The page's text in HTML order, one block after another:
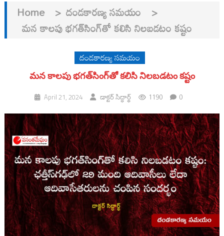
Home > దండకారణ్య సమయం >
మన కాలపు భగత్‌సింగ్‌తో కలిసి నిలబడటం కష్టం
దండకారణ్య సమయం
మన కాలపు భగత్‌సింగ్‌తో కలిసి నిలబడటం కష్టం
April 21, 2024 డాక్టర్ సిద్ధార్థ్ 1190 0